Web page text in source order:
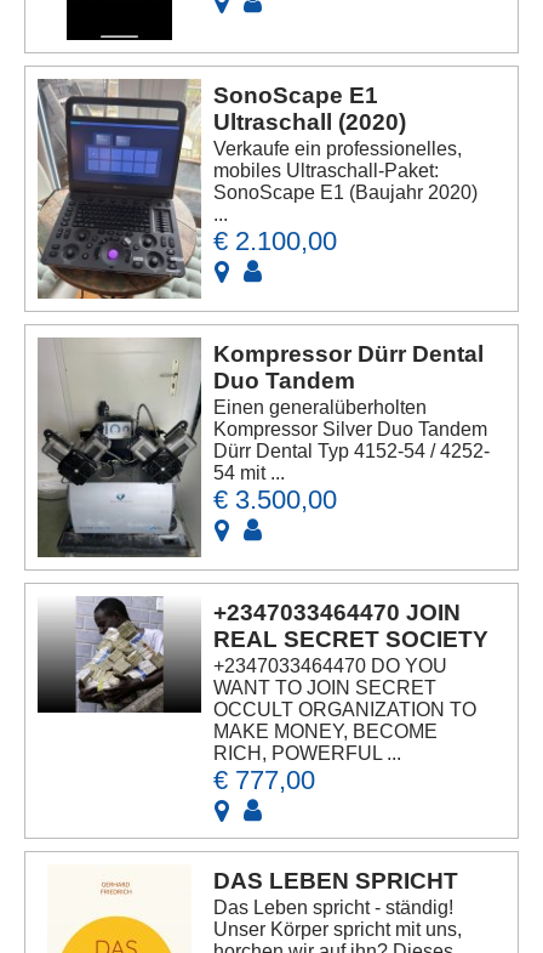
SonoScape E1
Ultraschall (2020)
Verkaufe ein professionelles,
mobiles Ultraschall-Paket:
SonoScape E1 (Baujahr 2020)
...
€ 2.100,00
Kompressor Dürr Dental
Duo Tandem
Einen generalüberholten
Kompressor Silver Duo Tandem
Dürr Dental Typ 4152-54 / 4252-
54 mit ...
€ 3.500,00
+2347033464470 JOIN
REAL SECRET SOCIETY
+2347033464470 DO YOU
WANT TO JOIN SECRET
OCCULT ORGANIZATION TO
MAKE MONEY, BECOME
RICH, POWERFUL ...
€ 777,00
DAS LEBEN SPRICHT
Das Leben spricht - ständig!
Unser Körper spricht mit uns,